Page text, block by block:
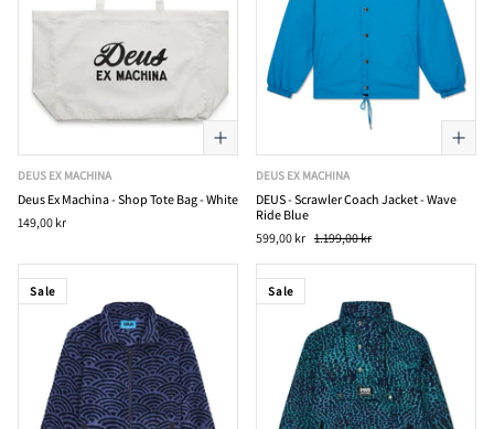
DEUS EX MACHINA
Deus Ex Machina - Shop Tote Bag - White
149,00 kr
DEUS EX MACHINA
DEUS - Scrawler Coach Jacket - Wave
Ride Blue
599,00 kr 1.199,00 kr
Sale Sale